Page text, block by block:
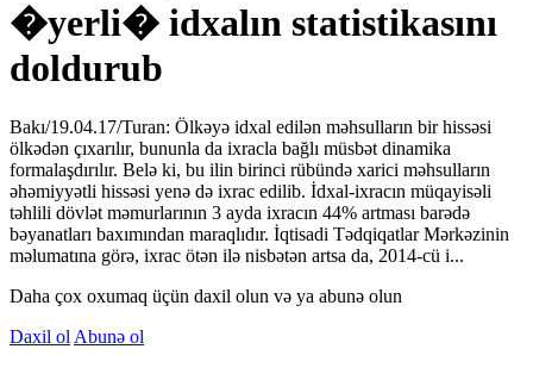
�yerli� idxalın statistikasını
doldurub
Bakı/19.04.17/Turan: Ölkəyə idxal edilən məhsulların bir hissəsi
ölkədən çıxarılır, bununla da ixracla bağlı müsbət dinamika
formalaşdırılır. Belə ki, bu ilin birinci rübündə xarici məhsulların
əhəmiyyətli hissəsi yenə də ixrac edilib. İdxal-ixracın müqayisəli
təhlili dövlət məmurlarının 3 ayda ixracın 44% artması barədə
bəyanatları baxımından maraqlıdır. İqtisadi Tədqiqatlar Mərkəzinin
məlumatına görə, ixrac ötən ilə nisbətən artsa da, 2014-cü i...
Daha çox oxumaq üçün daxil olun və ya abunə olun
Daxil ol Abunə ol